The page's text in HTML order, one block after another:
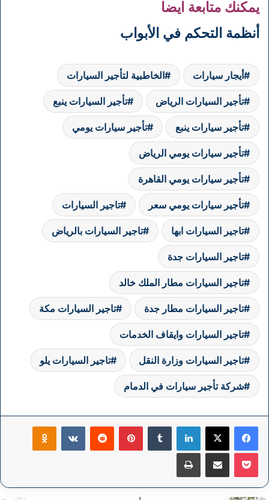
يمكنك متابعة ايضا
أنظمة التحكم في الأبواب
أيجار سيارات الخاطبية لتأجير السيارات
تأجير السيارات الرياض تأجير السيارات ينبع
تأجير سيارات ينبع تأجير سيارات يومي
تأجير سيارات يومي الرياض
تأجير سيارات يومي القاهرة
تأجير سيارات يومي سعر تاجير السيارات
تاجير السيارات ابها تاجير السيارات بالرياض
تاجير السيارات جدة
تاجير السيارات مطار الملك خالد
تاجير السيارات مطار جدة تاجير السيارات مكة
تاجير السيارات وايقاف الخدمات
تاجير السيارات وزارة النقل تاجير السيارات يلو
شركة تأجير سيارات في الدمام
فيسبوك ‫X لينكدإن بينتيريست
‫Pocket مشاركة عبر البريد طباعة